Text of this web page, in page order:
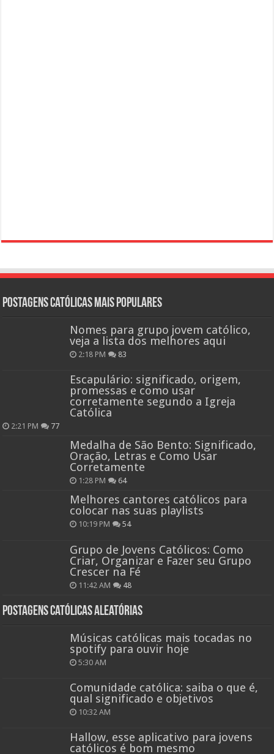
Postagens católicas mais Populares
Nomes para grupo jovem católico,
veja a lista dos melhores aqui
2:18 PM 83
Escapulário: significado, origem,
promessas e como usar
corretamente segundo a Igreja
Católica
2:21 PM 77
Medalha de São Bento: Significado,
Oração, Letras e Como Usar
Corretamente
1:28 PM 64
Melhores cantores católicos para
colocar nas suas playlists
10:19 PM 54
Grupo de Jovens Católicos: Como
Criar, Organizar e Fazer seu Grupo
Crescer na Fé
11:42 AM 48
Postagens católicas aleatórias
Músicas católicas mais tocadas no
spotify para ouvir hoje
5:30 AM
Comunidade católica: saiba o que é,
qual significado e objetivos
10:32 AM
Hallow, esse aplicativo para jovens
católicos é bom mesmo